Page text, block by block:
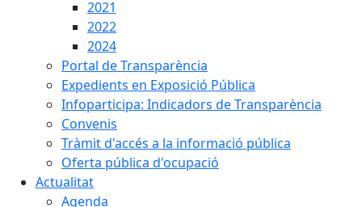
2021
2022
2024
Portal de Transparència
Expedients en Exposició Pública
Infoparticipa: Indicadors de Transparència
Convenis
Tràmit d'accés a la informació pública
Oferta pública d'ocupació
Actualitat
Agenda